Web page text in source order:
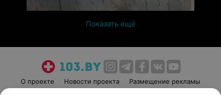
Показать ещё
О проекте Новости проекта
Размещение рекламы